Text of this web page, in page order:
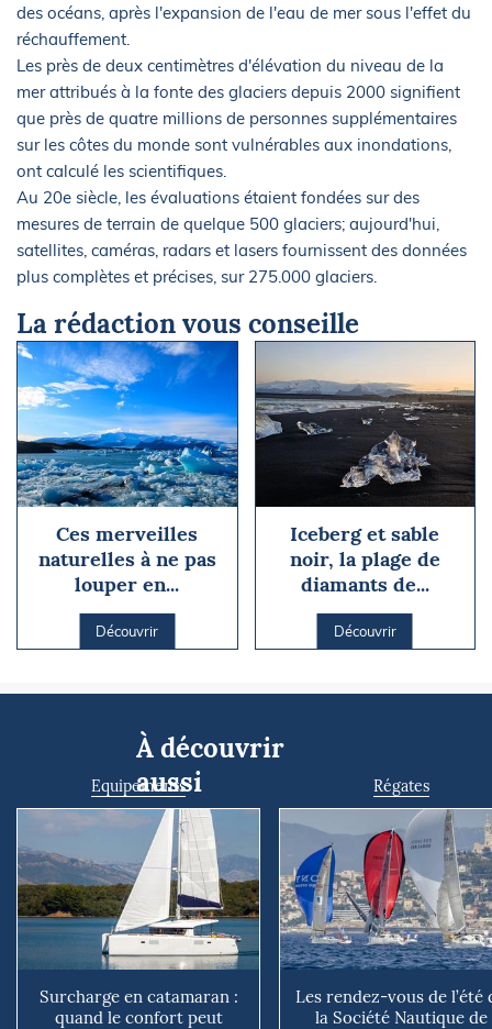
des océans, après l'expansion de l'eau de mer sous l'effet du
réchauffement.
Les près de deux centimètres d'élévation du niveau de la
mer attribués à la fonte des glaciers depuis 2000 signifient
que près de quatre millions de personnes supplémentaires
sur les côtes du monde sont vulnérables aux inondations,
ont calculé les scientifiques.
Au 20e siècle, les évaluations étaient fondées sur des
mesures de terrain de quelque 500 glaciers; aujourd'hui,
satellites, caméras, radars et lasers fournissent des données
plus complètes et précises, sur 275.000 glaciers.
La rédaction vous conseille
Ces merveilles
naturelles à ne pas
louper en...
Découvrir
Iceberg et sable
noir, la plage de
diamants de...
Découvrir
À découvrir
aussi
Equipements
Surcharge en catamaran :
quand le confort peut
Régates
Les rendez-vous de l’été
la Société Nautique de